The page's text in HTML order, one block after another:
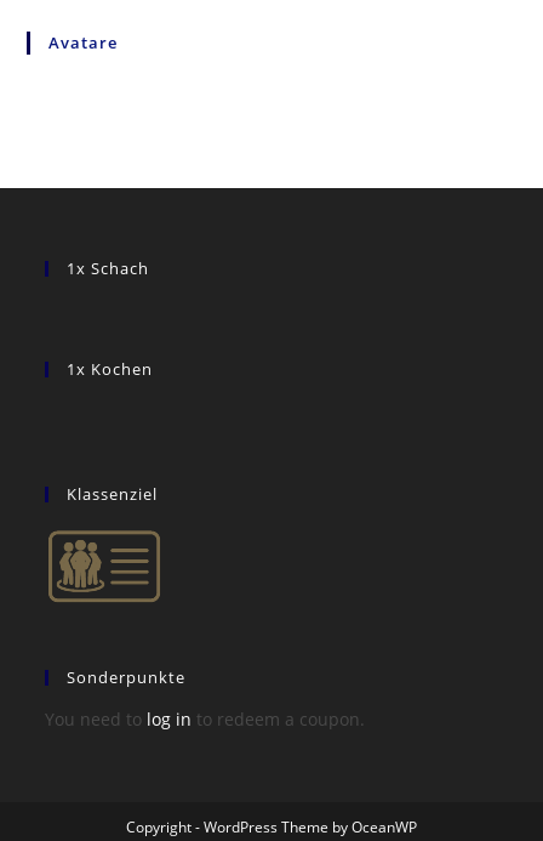
Avatare
1x Schach
1x Kochen
Klassenziel
Sonderpunkte
You need to log in to redeem a coupon.
Copyright - WordPress Theme by OceanWP